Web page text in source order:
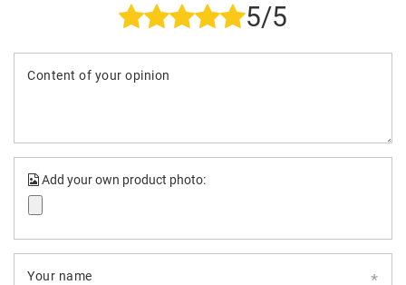
5/5
Content of your opinion
Add your own product photo:
Your name